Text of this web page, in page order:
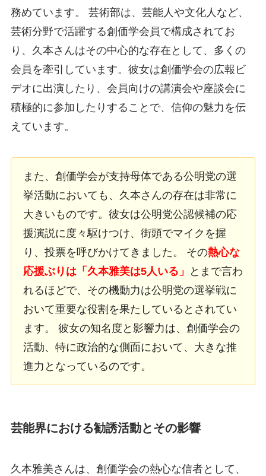
務めています。 芸術部は、芸能人や文化人など、
芸術分野で活躍する創価学会員で構成されてお
り、久本さんはその中心的な存在として、多くの
会員を牽引しています。彼女は創価学会の広報ビ
デオに出演したり、会員向けの講演会や座談会に
積極的に参加したりすることで、信仰の魅力を伝
えています。
また、創価学会が支持母体である公明党の選
挙活動においても、久本さんの存在は非常に
大きいものです。彼女は公明党公認候補の応
援演説に度々駆けつけ、街頭でマイクを握
り、投票を呼びかけてきました。 その熱心な
応援ぶりは「久本雅美は5人いる」
とまで言わ
れるほどで、その機動力は公明党の選挙戦に
おいて重要な役割を果たしているとされてい
ます。 彼女の知名度と影響力は、創価学会の
活動、特に政治的な側面において、大きな推
進力となっているのです。
芸能界における勧誘活動とその影響
久本雅美さんは、創価学会の熱心な信者として、